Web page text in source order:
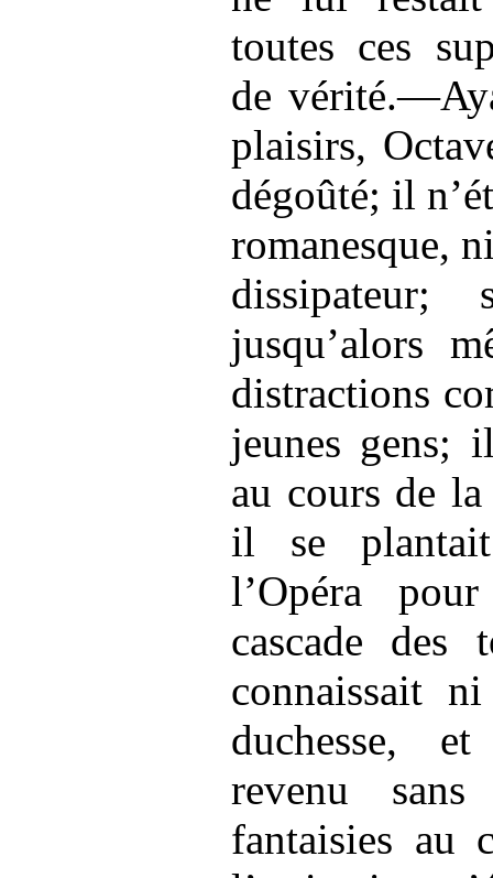
toutes ces
de
plaisirs,
dégoûté; il
romanesque,
jusqu’alors
distractions
jeunes gens;
au cours de
il se
l’Opéra
cascade
connaissait
duchesse,
revenu sans
fantaisies au